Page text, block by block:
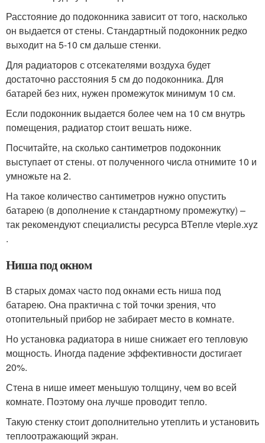
Расстояние до подоконника зависит от того, насколько
он выдается от стены. Стандартный подоконник редко
выходит на 5-10 см дальше стенки.
Для радиаторов с отсекателями воздуха будет
достаточно расстояния 5 см до подоконника. Для
батарей без них, нужен промежуток минимум 10 см.
Если подоконник выдается более чем на 10 см внутрь
помещения, радиатор стоит вешать ниже.
Посчитайте, на сколько сантиметров подоконник
выступает от стены. от полученного числа отнимите 10 и
умножьте на 2.
На такое количество сантиметров нужно опустить
батарею (в дополнение к стандартному промежутку) –
так рекомендуют специалисты ресурса ВТепле vteple.xyz
.
Ниша под окном
В старых домах часто под окнами есть ниша под
батарею. Она практична с той точки зрения, что
отопительный прибор не забирает место в комнате.
Но установка радиатора в нише снижает его тепловую
мощность. Иногда падение эффективности достигает
20%.
Стена в нише имеет меньшую толщину, чем во всей
комнате. Поэтому она лучше проводит тепло.
Такую стенку стоит дополнительно утеплить и установить
теплоотражающий экран.